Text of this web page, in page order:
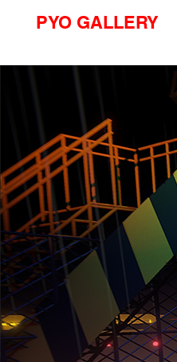
PYO GALLERY